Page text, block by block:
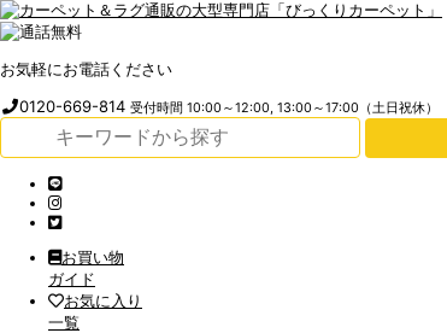
お気軽にお電話ください
0120-669-814受付時間 10:00～12:00, 13:00～17:00（土日祝休）
お買い物
ガイド
お気に入り
一覧